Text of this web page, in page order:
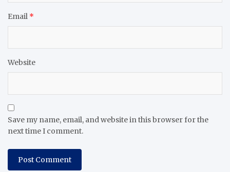
Email *
Website
Save my name, email, and website in this browser for the
next time I comment.